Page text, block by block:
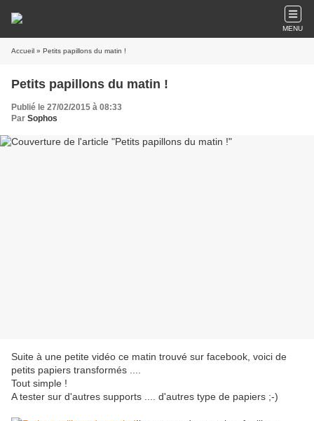
MENU
Accueil » Petits papillons du matin !
Petits papillons du matin !
Publié le 27/02/2015 à 08:33
Par Sophos
Suite à une petite vidéo ce matin trouvé sur facebook, voici de
petits papiers transformés ....
Tout simple !
A tester sur d'autres supports .... d'autres type de papiers ;-)